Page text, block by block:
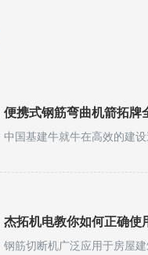
便携式钢筋弯曲机箭拓牌
杰拓机电教你如何正确使